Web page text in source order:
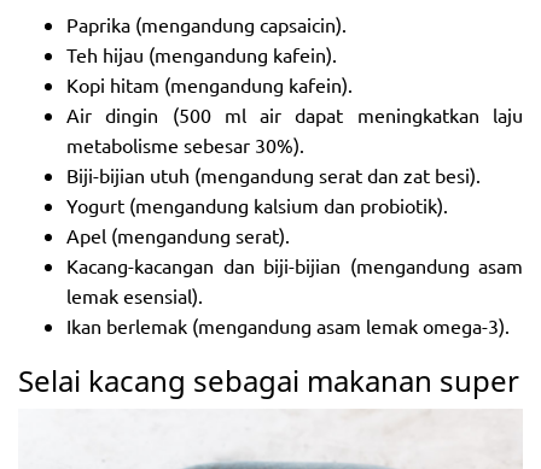
Paprika (mengandung capsaicin).
Teh hijau (mengandung kafein).
Kopi hitam (mengandung kafein).
Air dingin (500 ml air dapat meningkatkan laju
metabolisme sebesar 30%).
Biji-bijian utuh (mengandung serat dan zat besi).
Yogurt (mengandung kalsium dan probiotik).
Apel (mengandung serat).
Kacang-kacangan dan biji-bijian (mengandung asam
lemak esensial).
Ikan berlemak (mengandung asam lemak omega-3).
Selai kacang sebagai makanan super